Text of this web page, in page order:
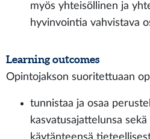
myös yhteisöllinen ja
hyvinvointia vahvistava
Learning outcomes
Opintojakson suoritettuaan
tunnistaa ja osaa
kasvatusajattelunsa
käytänteensä